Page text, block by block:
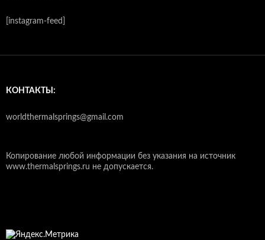
[instagram-feed]
КОНТАКТЫ:
worldthermalsprings@gmail.com
Копирование любой информации без указания на источник
www.thermalsprings.ru не допускается.